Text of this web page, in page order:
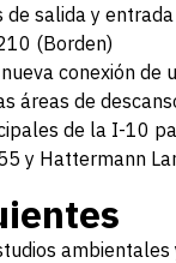
de salida y
(Borden)
conexión de
áreas de
de la I-10
y Hattermann
ambientales